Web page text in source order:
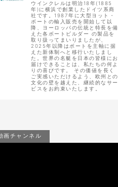
ウインクレルは明治18年(1885
年)に横浜で創業したドイツ系商
社です。1987年に大型ヨット・
ボートの輸入販売を開始して以
降、ヨーロッパの伝統と特長を備
えた各ボートビルダー の製品を
取り扱ってまいりましたが、
2025年以降はボートを主軸に据
えた新体制へと移行いたしまし
た。世界の名艇を日本の皆様にお
届けできることは、私たちの何よ
りの喜びです。 その価値を長く
ご実感いただけるよう、欧州との
文化の壁を越えた、継続的なサー
ビスをお約束いたします。
画チャンネル